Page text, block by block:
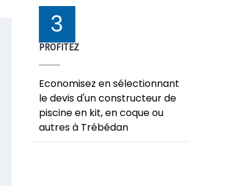
3
PROFITEZ
Economisez en sélectionnant
le devis d'un constructeur de
piscine en kit, en coque ou
autres à Trébédan